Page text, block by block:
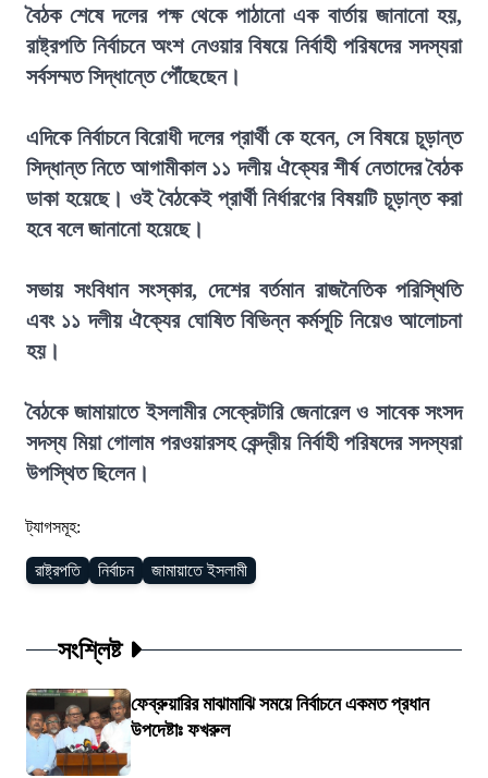
বৈঠক শেষে দলের পক্ষ থেকে পাঠানো এক বার্তায় জানানো হয়,
রাষ্ট্রপতি নির্বাচনে অংশ নেওয়ার বিষয়ে নির্বাহী পরিষদের সদস্যরা
সর্বসম্মত সিদ্ধান্তে পৌঁছেছেন।
এদিকে নির্বাচনে বিরোধী দলের প্রার্থী কে হবেন, সে বিষয়ে চূড়ান্ত
সিদ্ধান্ত নিতে আগামীকাল ১১ দলীয় ঐক্যের শীর্ষ নেতাদের বৈঠক
ডাকা হয়েছে। ওই বৈঠকেই প্রার্থী নির্ধারণের বিষয়টি চূড়ান্ত করা
হবে বলে জানানো হয়েছে।
সভায় সংবিধান সংস্কার, দেশের বর্তমান রাজনৈতিক পরিস্থিতি
এবং ১১ দলীয় ঐক্যের ঘোষিত বিভিন্ন কর্মসূচি নিয়েও আলোচনা
হয়।
বৈঠকে জামায়াতে ইসলামীর সেক্রেটারি জেনারেল ও সাবেক সংসদ
সদস্য মিয়া গোলাম পরওয়ারসহ কেন্দ্রীয় নির্বাহী পরিষদের সদস্যরা
উপস্থিত ছিলেন।
ট্যাগসমূহ:
রাষ্ট্রপতি নির্বাচন জামায়াতে ইসলামী
সংশ্লিষ্ট
ফেব্রুয়ারির মাঝামাঝি সময়ে নির্বাচনে একমত প্রধান
উপদেষ্টাঃ ফখরুল